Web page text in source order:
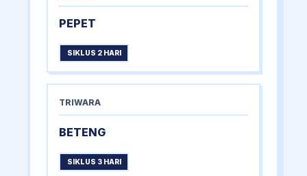
PEPET
SIKLUS 2 HARI
TRIWARA
BETENG
SIKLUS 3 HARI